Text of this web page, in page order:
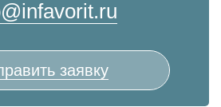
заявку